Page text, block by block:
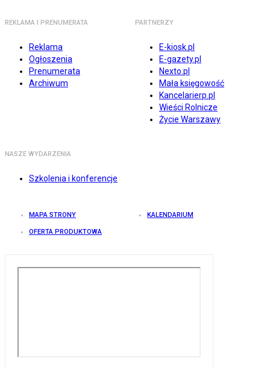
REKLAMA I PRENUMERATA
Reklama
Ogłoszenia
Prenumerata
Archiwum
PARTNERZY
E-kiosk.pl
E-gazety.pl
Nexto.pl
Mała księgowość
Kancelarierp.pl
Wieści Rolnicze
Życie Warszawy
NASZE WYDARZENIA
Szkolenia i konferencje
MAPA STRONY KALENDARIUM
OFERTA PRODUKTOWA